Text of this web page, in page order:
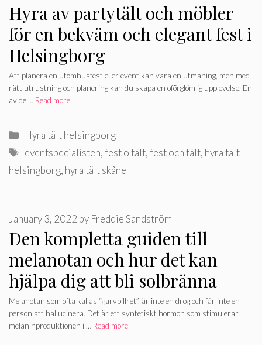
Hyra av partytält och möbler
för en bekväm och elegant fest i
Helsingborg
Att planera en utomhusfest eller event kan vara en utmaning, men med
rätt utrustning och planering kan du skapa en oförglömlig upplevelse. En
av de … Read more
Categories
Hyra tält helsingborg
Tags
eventspecialisten,fest o tält,fest och tält, hyra tält
helsingborg, hyra tält skåne
Den kompletta guiden till
melanotan och hur det kan
hjälpa dig att bli solbränna
January 3, 2022 by Freddie Sandström
Melanotan som ofta kallas “garvpillret”, är inte en drog och får inte en
person att hallucinera. Det är ett syntetiskt hormon som stimulerar
melaninproduktionen i … Read more